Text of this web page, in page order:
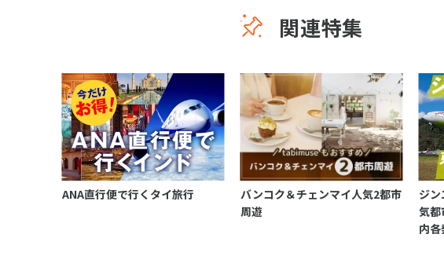
関連特集
ANA直行便で行くタイ旅行
バンコク＆チェンマイ人気2都市
周遊
ジ
気都
内